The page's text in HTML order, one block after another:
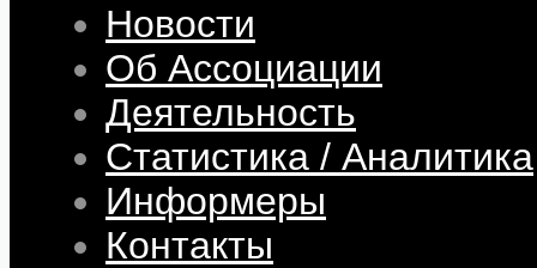
Новости
Об Ассоциации
Деятельность
Статистика / Аналитика
Информеры
Контакты